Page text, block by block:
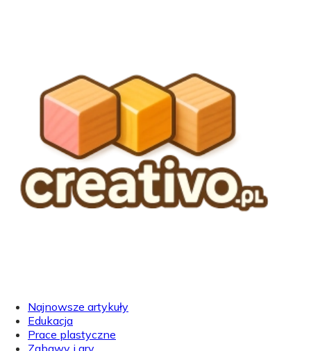
Najnowsze artykuły
Edukacja
Prace plastyczne